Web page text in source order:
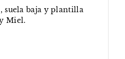
suela baja y plantilla
Miel.